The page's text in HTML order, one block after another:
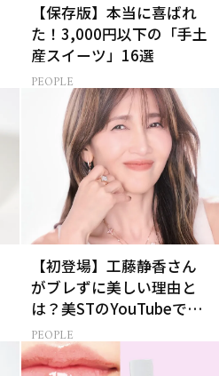
【保存版】本当に喜ばれ
た！3,000円以下の「手土
産スイーツ」16選
PEOPLE
【初登場】工藤静香さん
がブレずに美しい理由と
は？美STのYouTubeでは
ALL私物の「ポーチの中
身」も大公開！
PEOPLE